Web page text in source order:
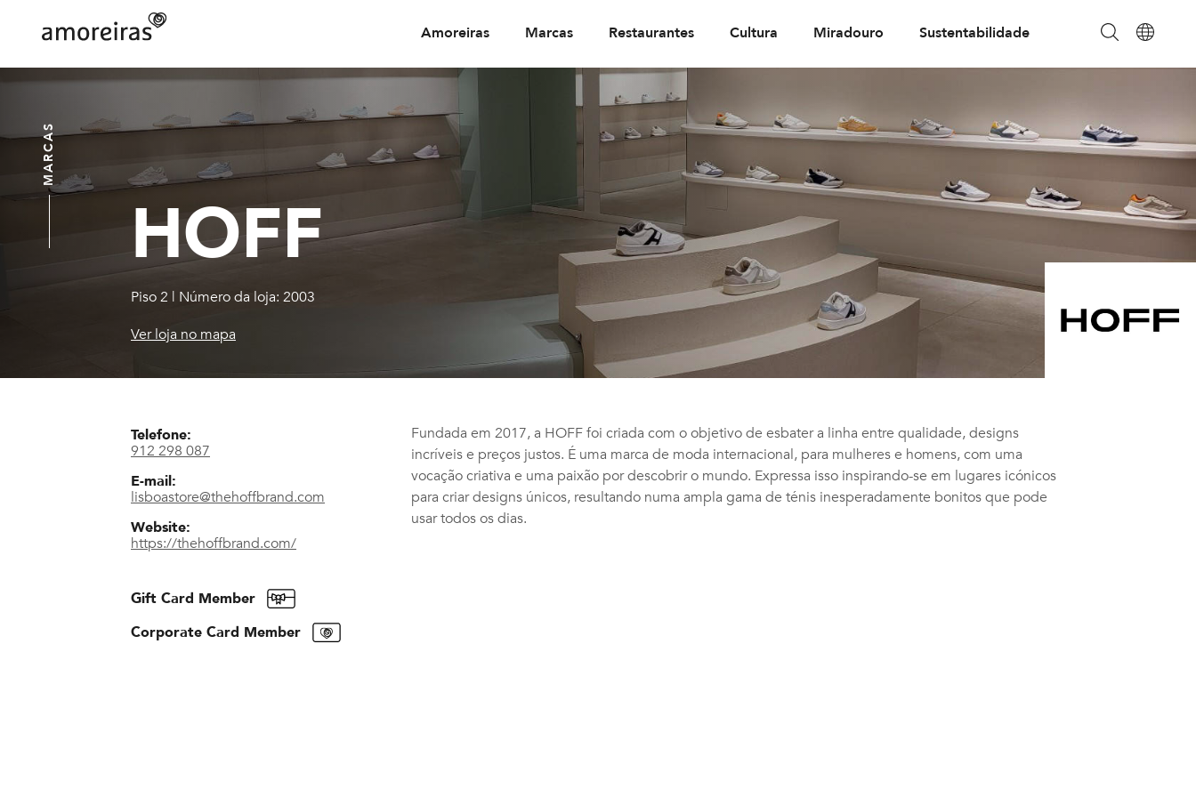
Home
Amoreiras Marcas Restaurantes Cultura Miradouro Sustentabilidade
HOFF
Piso 2 | Número da loja: 2003
Ver loja no mapa
MARCAS
Telefone:
912 298 087
E-mail:
lisboastore@thehoffbrand.com
Website:
https://thehoffbrand.com/
Gift Card Member
Corporate Card Member
Fundada em 2017, a HOFF foi criada com o objetivo de esbater a linha entre qualidade, designs
incríveis e preços justos. É uma marca de moda internacional, para mulheres e homens, com uma
vocação criativa e uma paixão por descobrir o mundo. Expressa isso inspirando-se em lugares icónicos
para criar designs únicos, resultando numa ampla gama de ténis inesperadamente bonitos que pode
usar todos os dias.